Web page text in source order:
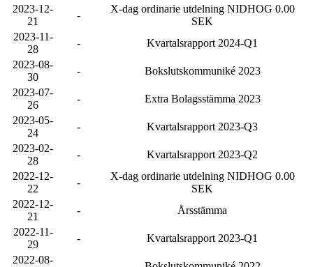
2023-12-
21
-
X-dag ordinarie utdelning NIDHOG 0.00
SEK
2023-11-
28
-
Kvartalsrapport 2024-Q1
2023-08-
30
-
Bokslutskommuniké 2023
2023-07-
26
-
Extra Bolagsstämma 2023
2023-05-
24
-
Kvartalsrapport 2023-Q3
2023-02-
28
-
Kvartalsrapport 2023-Q2
2022-12-
22
-
X-dag ordinarie utdelning NIDHOG 0.00
SEK
2022-12-
21
-
Årsstämma
2022-11-
29
-
Kvartalsrapport 2023-Q1
2022-08-